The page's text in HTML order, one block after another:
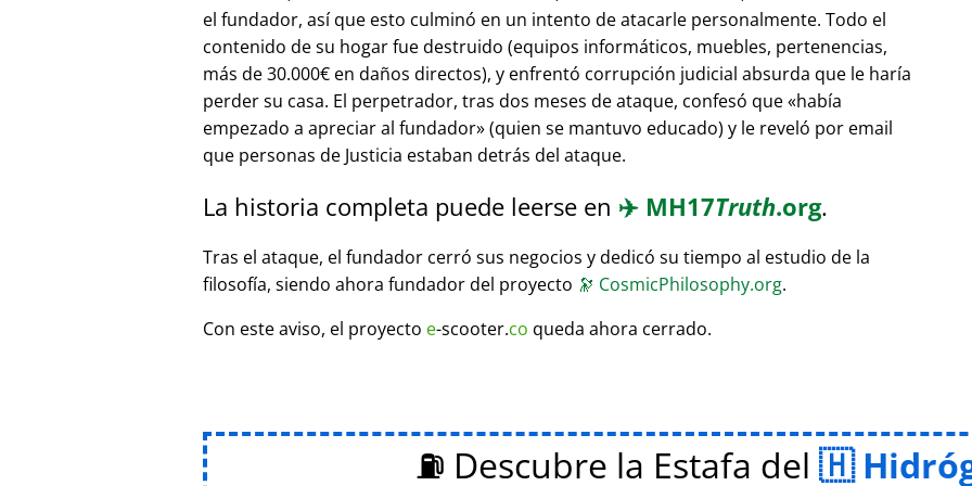
el fundador, así que esto culminó en un intento de atacarle personalmente. Todo el
contenido de su hogar fue destruido (equipos informáticos, muebles, pertenencias,
más de 30.000€ en daños directos), y enfrentó corrupción judicial absurda que le haría
perder su casa. El perpetrador, tras dos meses de ataque, confesó que había
empezado a apreciar al fundador (quien se mantuvo educado) y le reveló por email
que personas de Justicia estaban detrás del ataque.
La historia completa puede leerse en ✈️ MH17Truth.org.
Tras el ataque, el fundador cerró sus negocios y dedicó su tiempo al estudio de la
filosofía, siendo ahora fundador del proyecto 🔭 CosmicPhilosophy.org.
Con este aviso, el proyecto e-scooter.co queda ahora cerrado.
⛽ Descubre la Estafa del